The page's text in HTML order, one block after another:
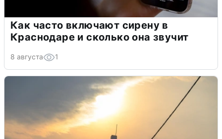
Как часто включают сирену в
Краснодаре и сколько она звучит
8 августа 1